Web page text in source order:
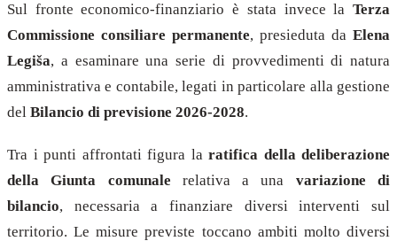
Sul fronte economico-finanziario è stata invece la Terza
Commissione consiliare permanente, presieduta da Elena
Legiša, a esaminare una serie di provvedimenti di natura
amministrativa e contabile, legati in particolare alla gestione
del Bilancio di previsione 2026-2028.
Tra i punti affrontati figura la ratifica della deliberazione
della Giunta comunale relativa a una variazione di
bilancio, necessaria a finanziare diversi interventi sul
territorio. Le misure previste toccano ambiti molto diversi